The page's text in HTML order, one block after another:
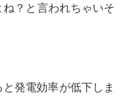
？と言われちゃいそ
発電効率が低下しま